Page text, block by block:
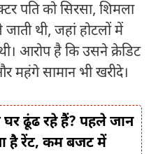
पति को सिरसा, शिमला
थी, जहां होटलों में
आरोप है कि उसने क्रेडिट
महंगे सामान भी खरीदे।
घर ढूंढ रहे हैं? पहले जान
है रेंट, कम बजट में